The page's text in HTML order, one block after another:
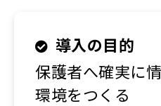
導入の目的
保護者へ確実に
環境をつくる